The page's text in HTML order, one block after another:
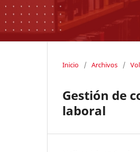
Inicio / Archivos /
Gestión de
laboral